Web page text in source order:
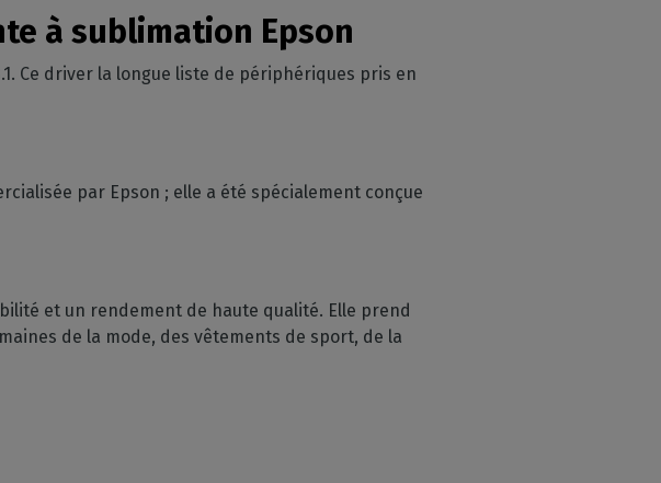
à sublimation Epson
Ce driver la longue liste de périphériques pris en
par Epson ; elle a été spécialement conçue
et un rendement de haute qualité. Elle prend
de la mode, des vêtements de sport, de la